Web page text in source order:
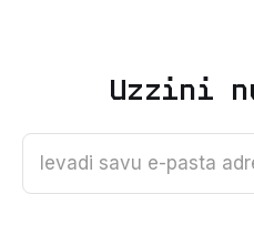
Uzzini
Ievadi savu e-pasta